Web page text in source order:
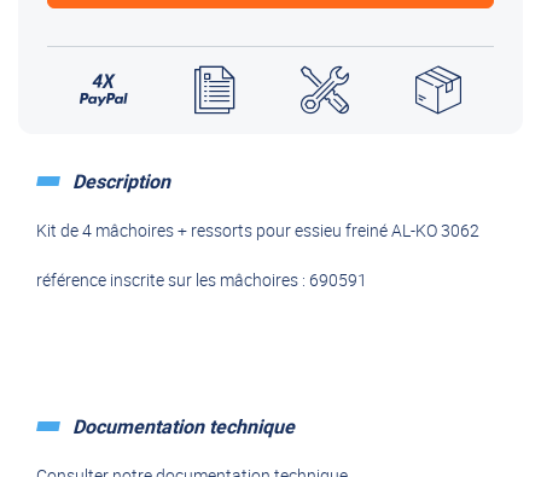
Description
Kit de 4 mâchoires + ressorts pour essieu freiné AL-KO 3062
référence inscrite sur les mâchoires : 690591
Documentation technique